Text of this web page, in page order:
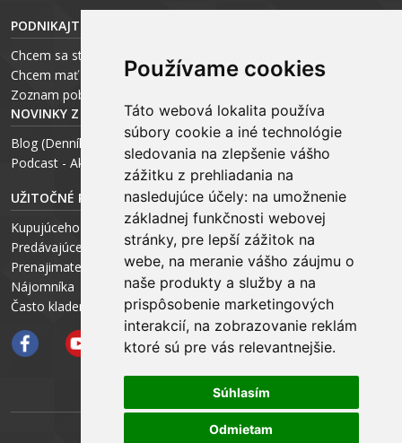
Používame cookies
Táto webová lokalita používa
súbory cookie a iné technológie
sledovania na zlepšenie vášho
zážitku z prehliadania na
nasledujúce účely: na umožnenie
základnej funkčnosti webovej
stránky, pre lepší zážitok na
webe, na meranie vášho záujmu o
naše produkty a služby a na
prispôsobenie marketingových
interakcií, na zobrazovanie reklám
ktoré sú pre vás relevantnejšie.
Súhlasím
Odmietam
PODNIKAJTE S ARCHEUS-OM
Chcem sa stať realitným odborníkom
Chcem mať vlastnú kanceláriu
Zoznam pobočiek
NOVINKY Z MÉDIÍ
Blog (Denník N a Trend) – R. Štalmach
Podcast - Ako začínal ARCHEUS - R. Štalmach / CEO
UŽITOČNÉ RADY PRE
Kupujúceho
Predávajúceho
Prenajimateľa
Nájomníka
Často kladené otázky FAQ